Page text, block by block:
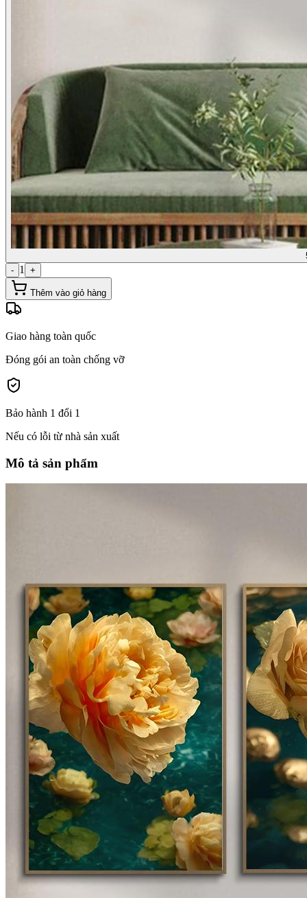
- 1 +
Thêm vào giỏ hàng
Giao hàng toàn quốc
Đóng gói an toàn chống vỡ
Bảo hành 1 đổi 1
Nếu có lỗi từ nhà sản xuất
Mô tả sản phẩm